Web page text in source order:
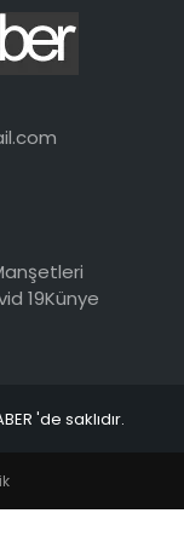
19Künye
'de saklıdır.